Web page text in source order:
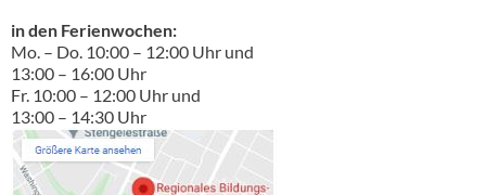
in den Ferienwochen:
Mo. – Do. 10:00 – 12:00 Uhr und
13:00 – 16:00 Uhr
Fr. 10:00 – 12:00 Uhr und
13:00 – 14:30 Uhr